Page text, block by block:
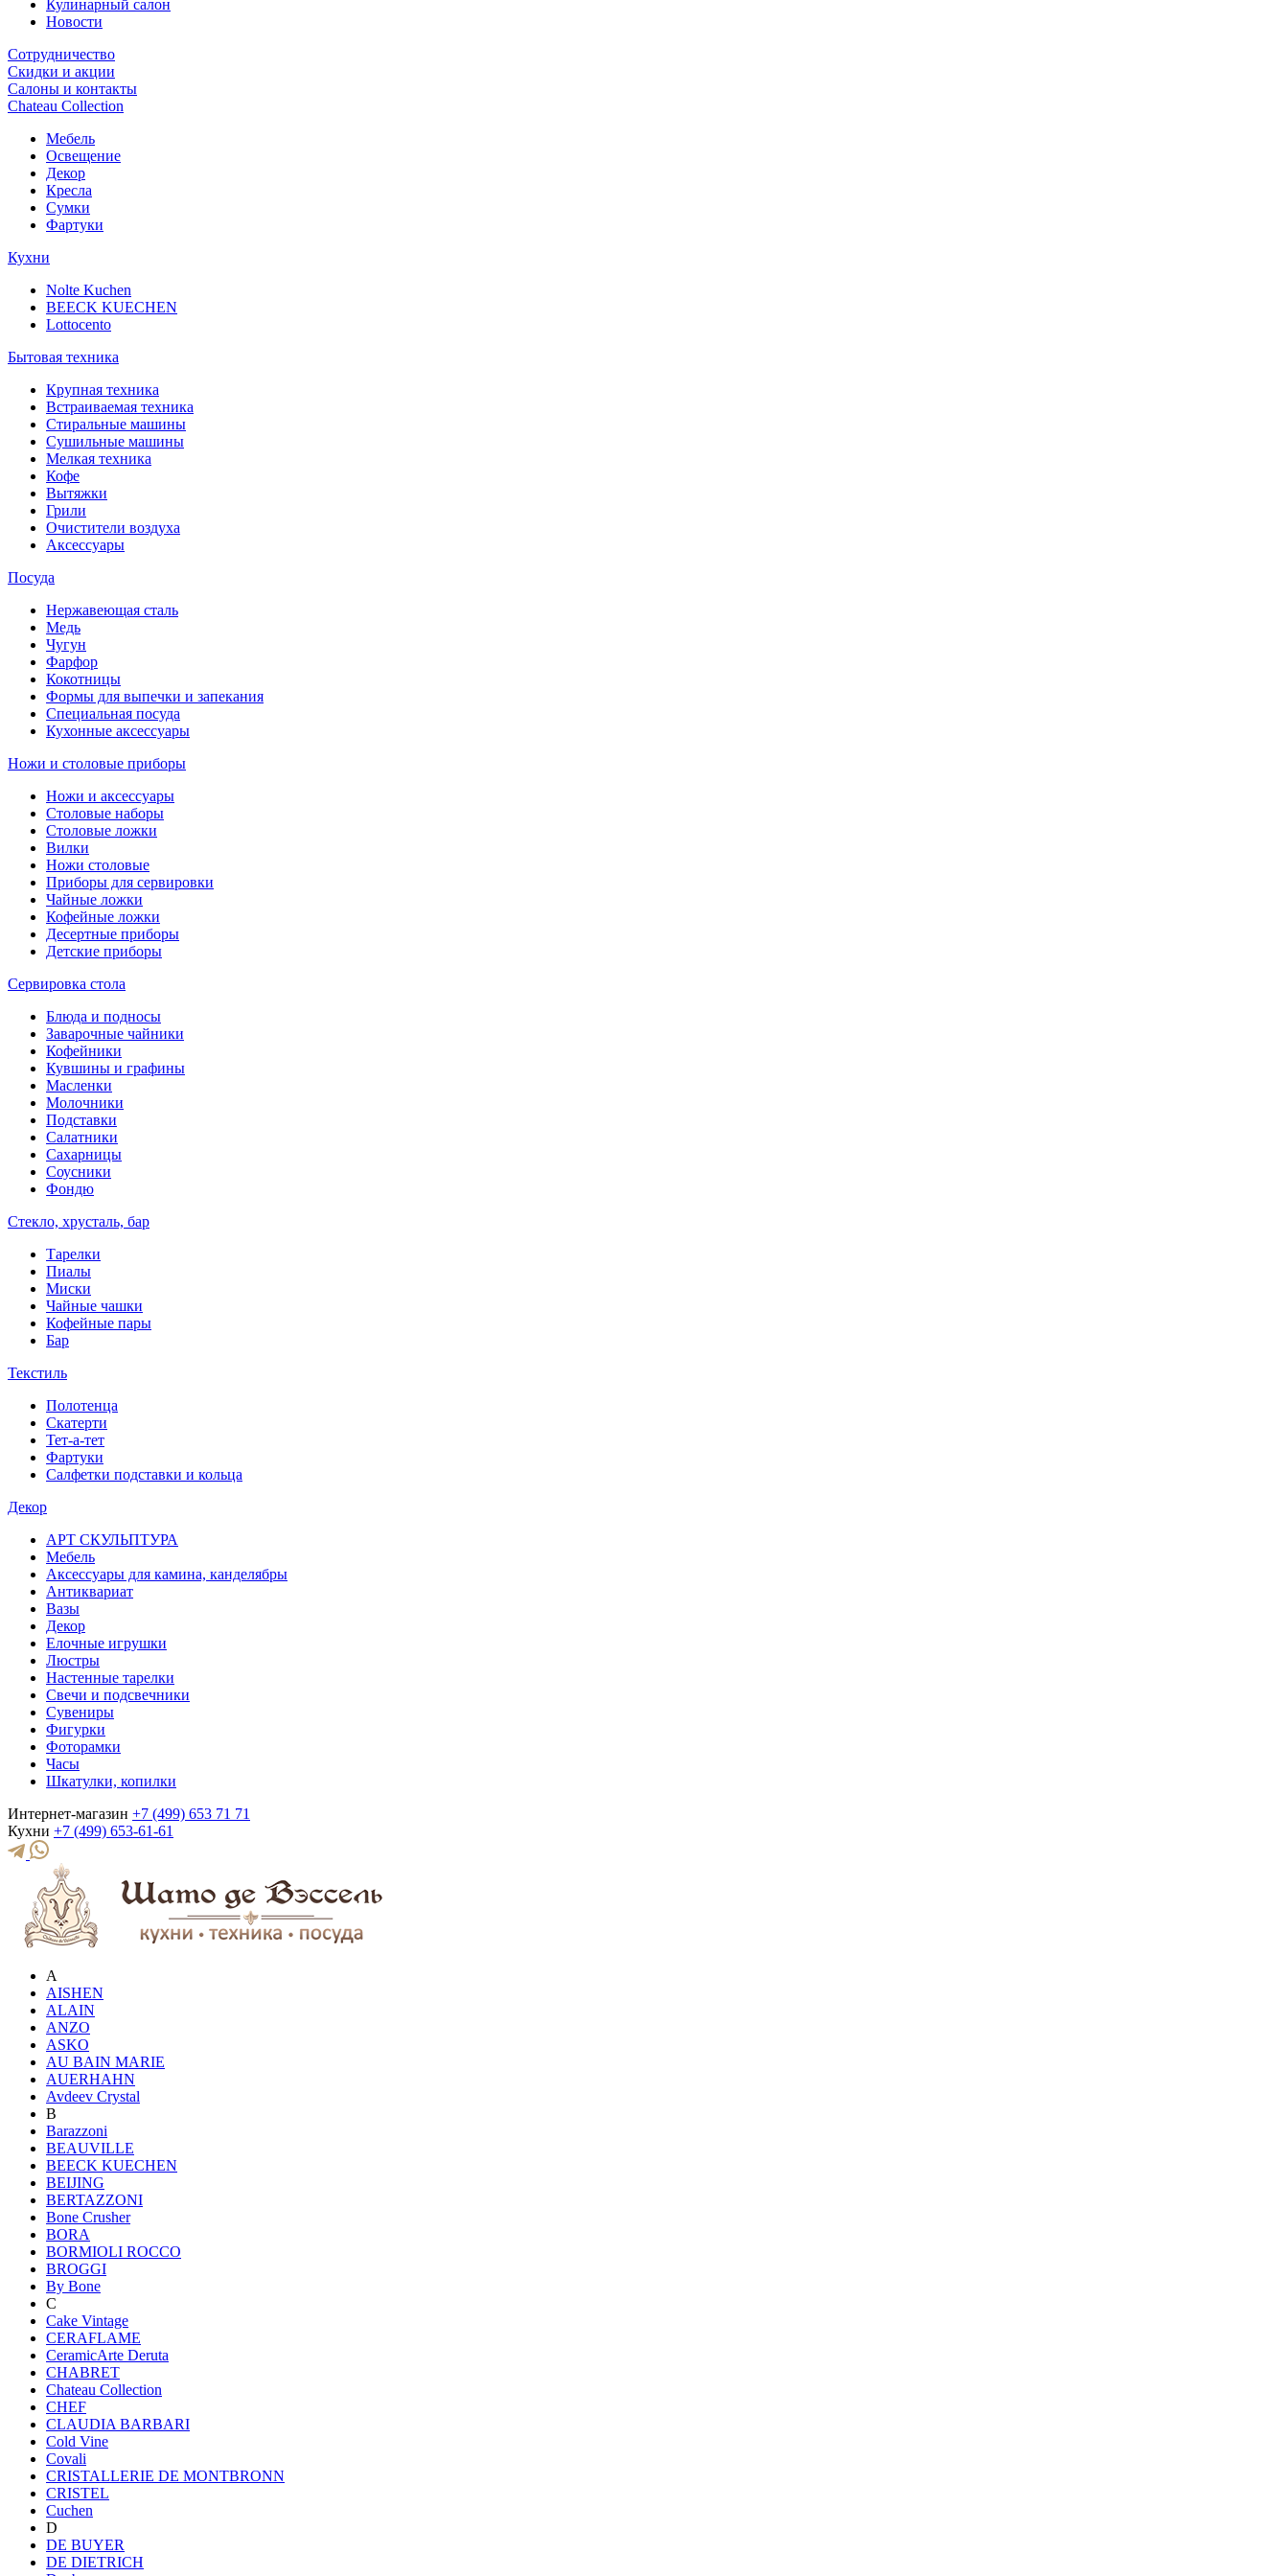
Кулинарный салон
Новости
Сотрудничество
Скидки и акции
Салоны и контакты
Chateau Collection
Мебель
Освещение
Декор
Кресла
Сумки
Фартуки
Кухни
Nolte Kuchen
BEECK KUECHEN
Lottocento
Бытовая техника
Крупная техника
Встраиваемая техника
Стиральные машины
Сушильные машины
Мелкая техника
Кофе
Вытяжки
Грили
Очистители воздуха
Аксессуары
Посуда
Нержавеющая сталь
Медь
Чугун
Фарфор
Кокотницы
Формы для выпечки и запекания
Специальная посуда
Кухонные аксессуары
Ножи и столовые приборы
Ножи и аксессуары
Столовые наборы
Столовые ложки
Вилки
Ножи столовые
Приборы для сервировки
Чайные ложки
Кофейные ложки
Десертные приборы
Детские приборы
Сервировка стола
Блюда и подносы
Заварочные чайники
Кофейники
Кувшины и графины
Масленки
Молочники
Подставки
Салатники
Сахарницы
Соусники
Фондю
Стекло, хрусталь, бар
Тарелки
Пиалы
Миски
Чайные чашки
Кофейные пары
Бар
Текстиль
Полотенца
Скатерти
Тет-а-тет
Фартуки
Салфетки подставки и кольца
Декор
АРТ СКУЛЬПТУРА
Мебель
Аксессуары для камина, канделябры
Антиквариат
Вазы
Декор
Елочные игрушки
Люстры
Настенные тарелки
Свечи и подсвечники
Сувениры
Фигурки
Фоторамки
Часы
Шкатулки, копилки
Интернет-магазин +7 (499) 653 71 71
Кухни +7 (499) 653-61-61
A
AISHEN
ALAIN
ANZO
ASKO
AU BAIN MARIE
AUERHAHN
Avdeev Crystal
B
Barazzoni
BEAUVILLE
BEECK KUECHEN
BEIJING
BERTAZZONI
Bone Crusher
BORA
BORMIOLI ROCCO
BROGGI
By Bone
C
Cake Vintage
CERAFLAME
CeramicArte Deruta
CHABRET
Chateau Collection
CHEF
CLAUDIA BARBARI
Cold Vine
Covali
CRISTALLERIE DE MONTBRONN
CRISTEL
Cuchen
D
DE BUYER
DE DIETRICH